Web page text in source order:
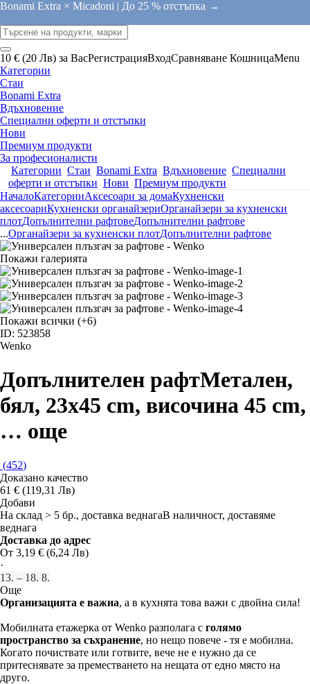
Bonami Extra × Micadoni | До 25 % отстъпка →
10 € (20 Лв) за ВасРегистрацияВходСравняване КошницаMenu
Категории
Стаи
Bonami Extra
Вдъхновение
Специални оферти и отстъпки
Нови
Премиум продукти
За професионалисти
Категории Стаи Bonami Extra Вдъхновение Специални
оферти и отстъпки Нови Премиум продукти
НачалоКатегорииАксесоари за домаКухненски
аксесоариКухненски органайзериОрганайзери за кухненски
плотДопълнителни рафтовеДопълнителни рафтове
...Органайзери за кухненски плотДопълнителни рафтове
Покажи галерията
Покажи всички (+6)
ID: 523858
Wenko
Допълнителен рафтМетален,
бял, 23x45 cm, височина 45 cm,
… още
(452)
Доказано качество
61 € (119,31 Лв)
Добави
На склад > 5 бр., доставка веднагаВ наличност, доставяме
веднага
Доставка до адрес
От 3,19 € (6,24 Лв)
·
13. – 18. 8.
Още
Организацията е важна, а в кухнята това важи с двойна сила!
Мобилната етажерка от Wenko разполага с голямо
пространство за съхранение, но нещо повече - тя е мобилна.
Когато почиствате или готвите, вече не е нужно да се
притеснявате за преместването на нещата от едно място на
друго.